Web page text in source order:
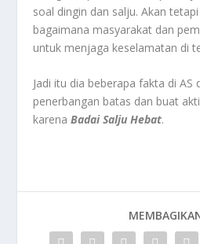
soal dingin dan salju. Akan
bagaimana masyarakat dan
untuk menjaga keselamatan di
Jadi itu dia beberapa fakta di AS
penerbangan batas dan buat
karenaBadai Salju Hebat.